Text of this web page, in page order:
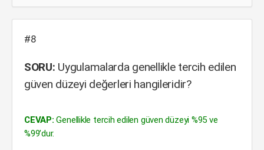
#8
SORU: Uygulamalarda genellikle tercih edilen
güven düzeyi değerleri hangileridir?
CEVAP: Genellikle tercih edilen güven düzeyi %95 ve
%99’dur.